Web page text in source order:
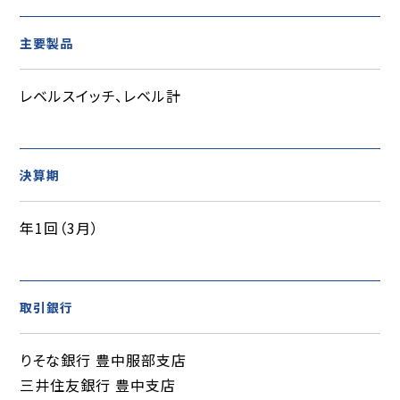
主要製品
レベルスイッチ、レベル計
決算期
年1回（3月）
取引銀行
りそな銀行 豊中服部支店
三井住友銀行 豊中支店